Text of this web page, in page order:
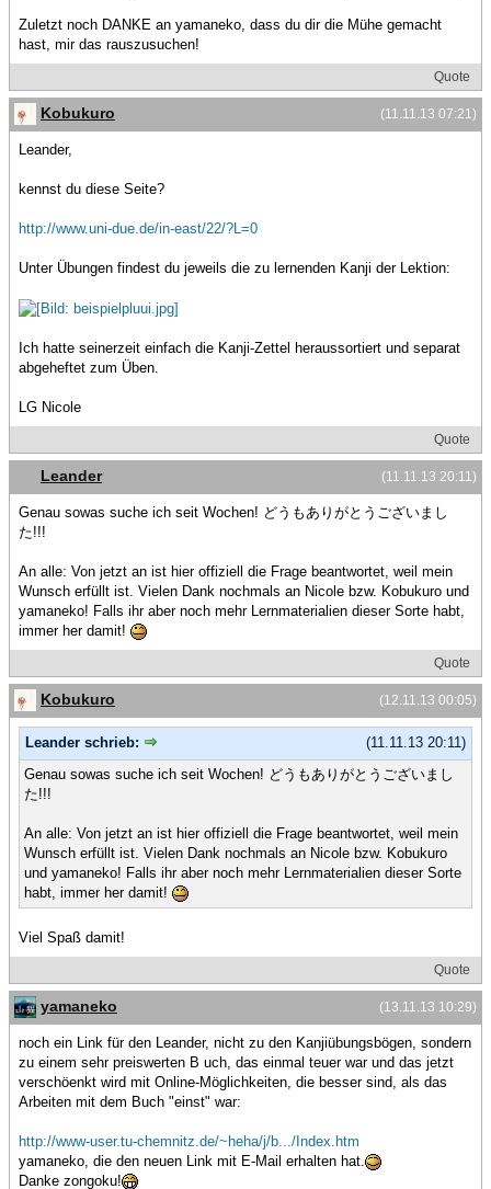
Zuletzt noch DANKE an yamaneko, dass du dir die Mühe gemacht
hast, mir das rauszusuchen!
Quote
(11.11.13 07:21)
Kobukuro
Leander,
kennst du diese Seite?
http://www.uni-due.de/in-east/22/?L=0
Unter Übungen findest du jeweils die zu lernenden Kanji der Lektion:
Ich hatte seinerzeit einfach die Kanji-Zettel heraussortiert und separat
abgeheftet zum Üben.
LG Nicole
Quote
(11.11.13 20:11)
Leander
Genau sowas suche ich seit Wochen! どうもありがとうございまし
た!!!
An alle: Von jetzt an ist hier offiziell die Frage beantwortet, weil mein
Wunsch erfüllt ist. Vielen Dank nochmals an Nicole bzw. Kobukuro und
yamaneko! Falls ihr aber noch mehr Lernmaterialien dieser Sorte habt,
immer her damit!
Quote
(12.11.13 00:05)
Kobukuro
(11.11.13 20:11)
Leander schrieb:
Genau sowas suche ich seit Wochen! どうもありがとうございまし
た!!!
An alle: Von jetzt an ist hier offiziell die Frage beantwortet, weil mein
Wunsch erfüllt ist. Vielen Dank nochmals an Nicole bzw. Kobukuro
und yamaneko! Falls ihr aber noch mehr Lernmaterialien dieser Sorte
habt, immer her damit!
Viel Spaß damit!
Quote
(13.11.13 10:29)
yamaneko
noch ein Link für den Leander, nicht zu den Kanjiübungsbögen, sondern
zu einem sehr preiswerten B uch, das einmal teuer war und das jetzt
verschöenkt wird mit Online-Möglichkeiten, die besser sind, als das
Arbeiten mit dem Buch "einst" war:
http://www-user.tu-chemnitz.de/~heha/j/b.../Index.htm
yamaneko, die den neuen Link mit E-Mail erhalten hat.
Danke zongoku!